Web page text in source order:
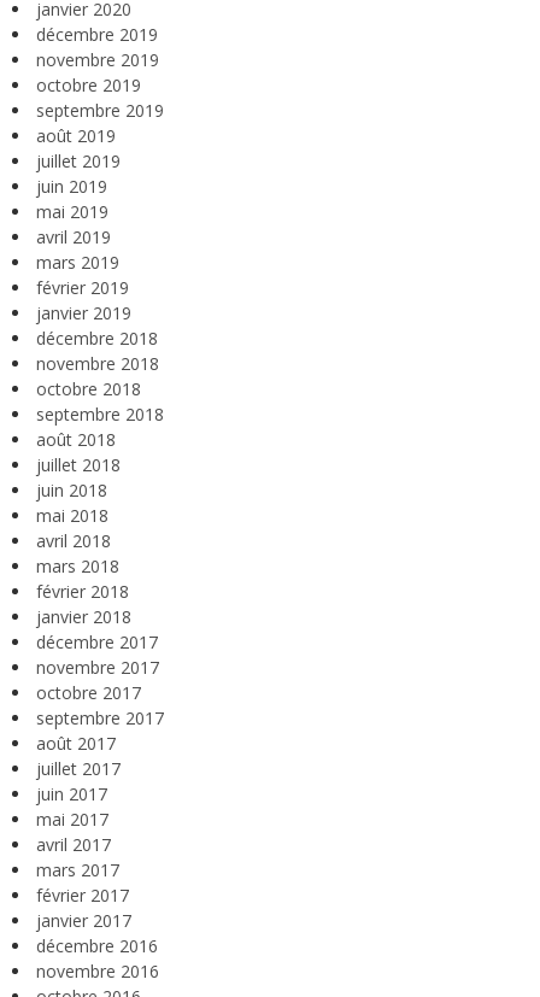
janvier 2020
décembre 2019
novembre 2019
octobre 2019
septembre 2019
août 2019
juillet 2019
juin 2019
mai 2019
avril 2019
mars 2019
février 2019
janvier 2019
décembre 2018
novembre 2018
octobre 2018
septembre 2018
août 2018
juillet 2018
juin 2018
mai 2018
avril 2018
mars 2018
février 2018
janvier 2018
décembre 2017
novembre 2017
octobre 2017
septembre 2017
août 2017
juillet 2017
juin 2017
mai 2017
avril 2017
mars 2017
février 2017
janvier 2017
décembre 2016
novembre 2016